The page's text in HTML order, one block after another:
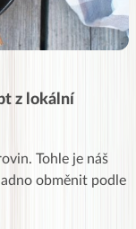
z lokální
Tohle je náš
obměnit podle